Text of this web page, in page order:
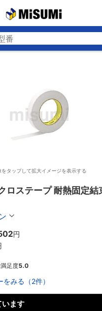
をタップして拡大イメージを表示する
ロステープ 耐熱固定結
円
足度5.0
みる（2件）
います